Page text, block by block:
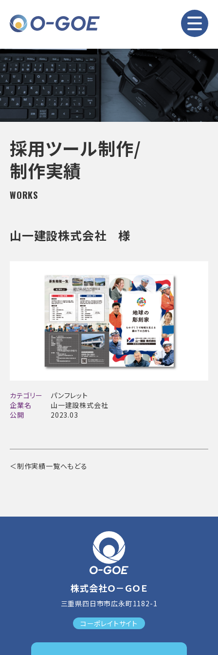
採用ツール制作/
制作実績
WORKS
山一建設株式会社 様
カテゴリー
パンフレット
企業名
山一建設株式会社
公開
2023.03
＜制作実績一覧へもどる
株式会社Ｏ－ＧＯＥ
三重県四日市市広永町1182-1
コーポレイトサイト